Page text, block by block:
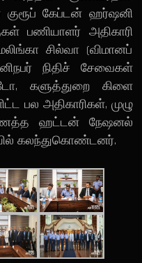
குரூப் கேப்டன் ஹர்ஷனி
பணியாளர் அதிகாரி
சில்வா (விமானப்
நிதிச் சேவைகள்
களுத்துறை கிளை
பல அதிகாரிகள், முழு
ஹட்டன் நேஷனல்
கலந்துகொண்டனர்.